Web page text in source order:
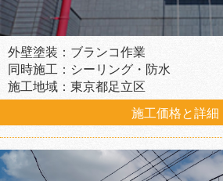
外壁塗装：ブランコ作業
同時施工：シーリング・防水
施工地域：東京都足立区
施工価格と詳細